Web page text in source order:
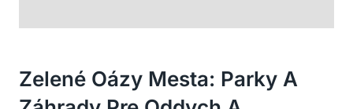
Zelené Oázy Mesta: Parky A